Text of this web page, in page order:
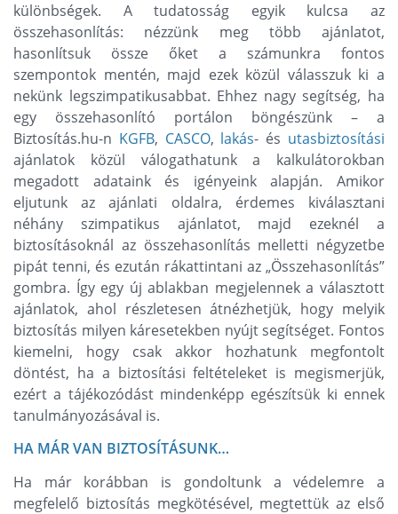
különbségek. A tudatosság egyik kulcsa az
összehasonlítás: nézzünk meg több ajánlatot,
hasonlítsuk össze őket a számunkra fontos
szempontok mentén, majd ezek közül válasszuk ki a
nekünk legszimpatikusabbat. Ehhez nagy segítség, ha
egy összehasonlító portálon böngészünk – a
Biztosítás.hu-n KGFB, CASCO, lakás- és utasbiztosítási
ajánlatok közül válogathatunk a kalkulátorokban
megadott adataink és igényeink alapján. Amikor
eljutunk az ajánlati oldalra, érdemes kiválasztani
néhány szimpatikus ajánlatot, majd ezeknél a
biztosításoknál az összehasonlítás melletti négyzetbe
pipát tenni, és ezután rákattintani az „Összehasonlítás”
gombra. Így egy új ablakban megjelennek a választott
ajánlatok, ahol részletesen átnézhetjük, hogy melyik
biztosítás milyen káresetekben nyújt segítséget. Fontos
kiemelni, hogy csak akkor hozhatunk megfontolt
döntést, ha a biztosítási feltételeket is megismerjük,
ezért a tájékozódást mindenképp egészítsük ki ennek
tanulmányozásával is.
HA MÁR VAN BIZTOSÍTÁSUNK…
Ha már korábban is gondoltunk a védelemre a
megfelelő biztosítás megkötésével, megtettük az első